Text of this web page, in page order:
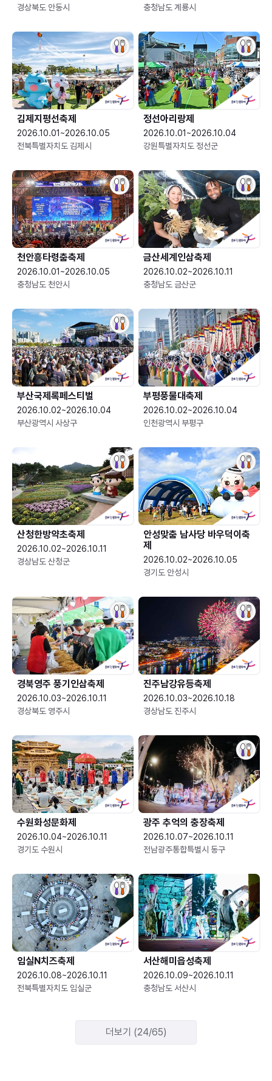
경상북도 안동시
충청남도 계룡시
김제지평선축제
2026.10.01~2026.10.05
전북특별자치도 김제시
정선아리랑제
2026.10.01~2026.10.04
강원특별자치도 정선군
천안흥타령춤축제
2026.10.01~2026.10.05
충청남도 천안시
금산세계인삼축제
2026.10.02~2026.10.11
충청남도 금산군
부산국제록페스티벌
2026.10.02~2026.10.04
부산광역시 사상구
부평풍물대축제
2026.10.02~2026.10.04
인천광역시 부평구
산청한방약초축제
2026.10.02~2026.10.11
경상남도 산청군
안성맞춤 남사당 바우덕이축
제
2026.10.02~2026.10.05
경기도 안성시
경북영주 풍기인삼축제
2026.10.03~2026.10.11
경상북도 영주시
진주남강유등축제
2026.10.03~2026.10.18
경상남도 진주시
수원화성문화제
2026.10.04~2026.10.11
경기도 수원시
광주 추억의 충장축제
2026.10.07~2026.10.11
전남광주통합특별시 동구
임실N치즈축제
2026.10.08~2026.10.11
전북특별자치도 임실군
서산해미읍성축제
2026.10.09~2026.10.11
충청남도 서산시
더보기 (24/65)